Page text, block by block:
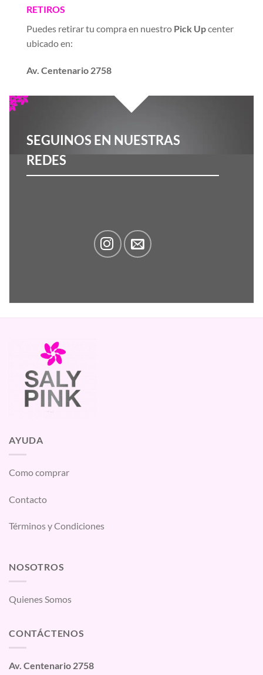
RETIROS
Puedes retirar tu compra en nuestro Pick Upcenter
ubicado en:
Av. Centenario 2758
SEGUINOS EN NUESTRAS
REDES
AYUDA
Como comprar
Contacto
Términos y Condiciones
NOSOTROS
Quienes Somos
CONTÁCTENOS
Av. Centenario 2758